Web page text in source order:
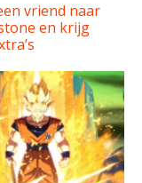
vriend naar
en krijg